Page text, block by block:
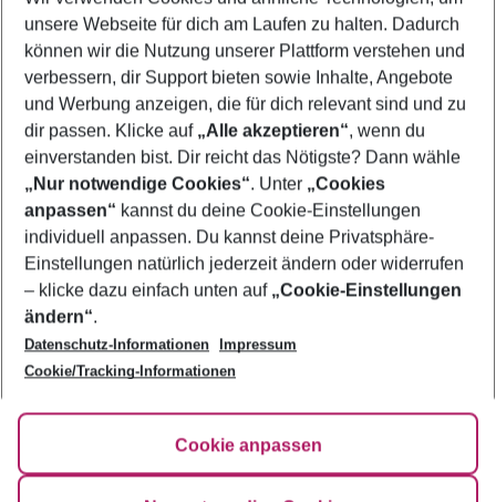
Mehr Filter anzeigen
Footer
Footer navigation
Über uns
AGB
Bestpreisgarantie
Cookie-Einstellungen ändern
Cookie-Richtlinie
Impressum
Agenturbetreuung
Barrierefreies Reisen
FAQ
HanseMerkur Reiseversicherung
Hilfe & Kontakt
Folge uns
unsere Webseite für dich am Laufen zu halten. Dadurch
können wir die Nutzung unserer Plattform verstehen und
verbessern, dir Support bieten sowie Inhalte, Angebote
und Werbung anzeigen, die für dich relevant sind und zu
dir passen. Klicke auf „Alle akzeptieren“, wenn du
einverstanden bist. Dir reicht das Nötigste? Dann wähle
„Nur notwendige Cookies“. Unter „Cookies
anpassen“ kannst du deine Cookie-Einstellungen
individuell anpassen. Du kannst deine Privatsphäre-
Einstellungen natürlich jederzeit ändern oder widerrufen
– klicke dazu einfach unten auf „Cookie-Einstellungen
ändern“.
Datenschutz-Informationen
Impressum
Cookie/Tracking-Informationen
Cookie anpassen